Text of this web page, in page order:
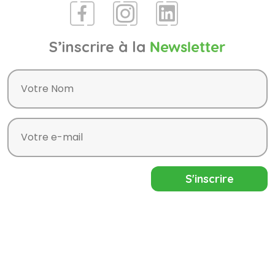
S’inscrire à la Newsletter